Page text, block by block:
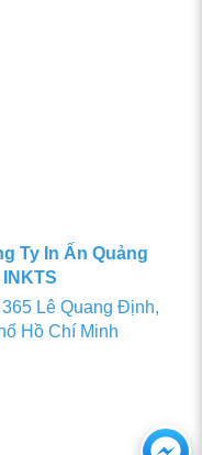
Ty In Ấn Quảng
365 Lê Quang Định,
Hồ Chí Minh